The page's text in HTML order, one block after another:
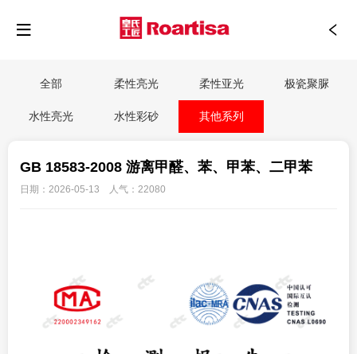
全部 柔性亮光 柔性亚光 极瓷聚脲
水性亮光 水性彩砂 其他系列
GB 18583-2008 游离甲醛、苯、甲苯、二甲苯
日期：2026-05-13 人气：22080